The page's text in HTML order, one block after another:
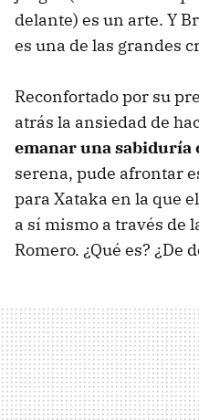
delante) es un arte. Y
es una de las grandes
Reconfortado por su
atrás la ansiedad de
emanar una sabiduría
serena, pude afrontar
para Xataka en la que
a sí mismo a través de
Romero. ¿Qué es? ¿De